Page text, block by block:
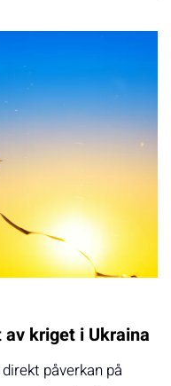
kriget i Ukraina
påverkan på